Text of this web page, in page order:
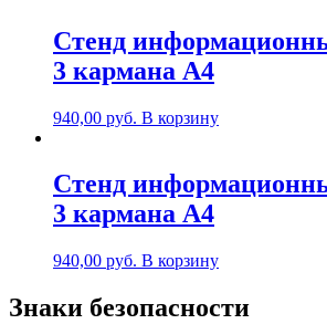
Стенд
3 карманa А4
940,00 руб. В корзину
Стенд
3 карманa А4
940,00 руб. В корзину
Знаки безопасности